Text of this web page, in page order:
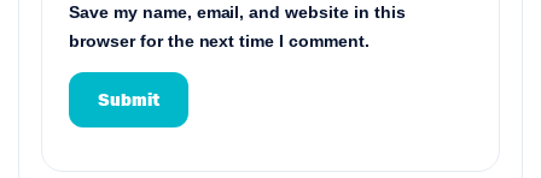
Save my name, email, and website in this
browser for the next time I comment.